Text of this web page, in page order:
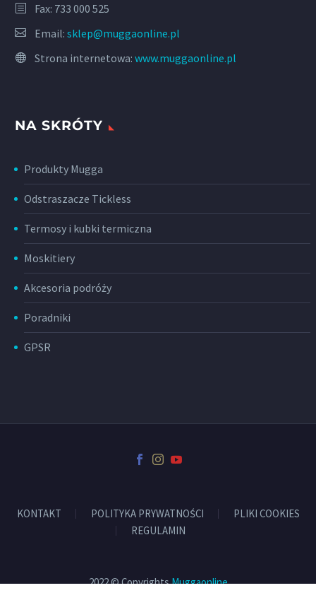
Fax: 733 000 525
Email: sklep@muggaonline.pl
Strona internetowa: www.muggaonline.pl
NA SKRÓTY
Produkty Mugga
Odstraszacze Tickless
Termosy i kubki termiczna
Moskitiery
Akcesoria podróży
Poradniki
GPSR
KONTAKT POLITYKA PRYWATNOŚCI
PLIKI COOKIES
REGULAMIN
2022 © CopyrightsMuggaonline